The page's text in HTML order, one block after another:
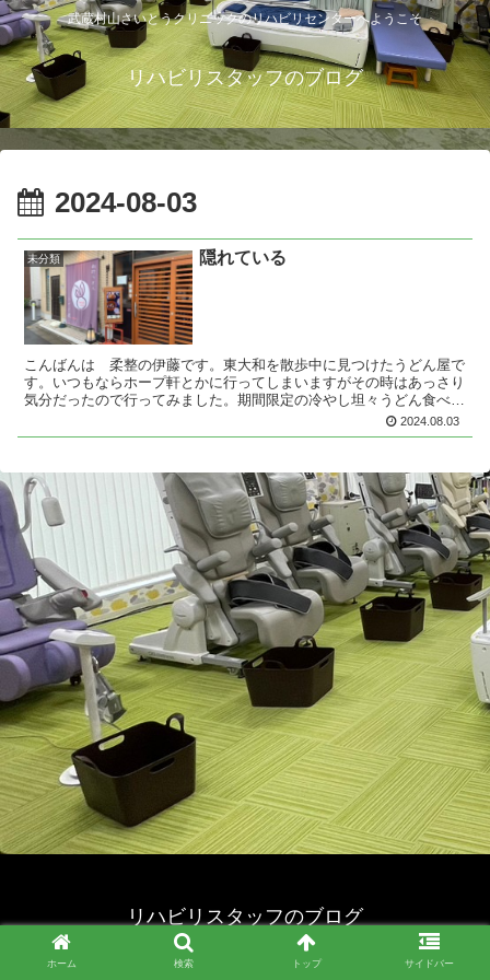
武蔵村山さいとうクリニックのリハビリセンターへようこそ
リハビリスタッフのブログ
2024-08-03
未分類 隠れている
こんばんは 柔整の伊藤です。東大和を散歩中に見つけたうどん屋で
す。いつもならホープ軒とかに行ってしまいますがその時はあっさり
気分だったので行ってみました。期間限定の冷やし坦々うどん食べま
した。辛いかなぁと思いましたがそんなに辛くなく美味しか...2024.08.03
リハビリスタッフのブログ
© 2023 リハビリスタッフのブログ.
ホーム 検索 トップ サイドバー